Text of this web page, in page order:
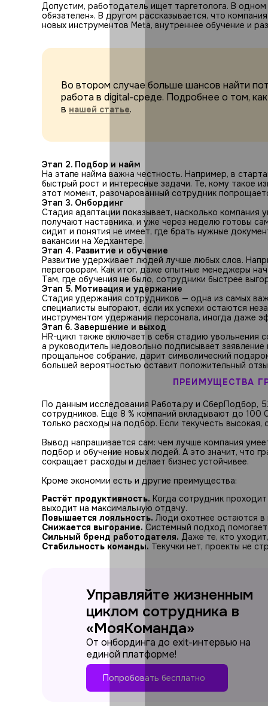
Допустим, работодатель ищет таргетолога. В
обязателен». В другом рассказывается, что
новых инструментов Meta, внутреннее обучение и
Во втором случае больше шансов найти
работа в digital-среде. Подробнее о том,
в нашей статье.
Этап 2. Подбор и найм
На этапе найма важна честность. Например, в
быстрый рост и интересные задачи. Те, кому такое
этот момент, разочарованный сотрудник
Этап 3. Онбординг
Стадия адаптации показывает, насколько
получают наставника, и уже через неделю готовы
сидит и понятия не имеет, где брать нужные
вакансии на Хедхантере.
Этап 4. Развитие и обучение
Развитие удерживает людей лучше любых слов.
переговорам. Как итог, даже опытные менеджеры
Там, где обучения не было, сотрудники быстрее
Этап 5. Мотивация и удержание
Стадия удержания сотрудников — одна из самых
специалисты выгорают, если их успехи остаются
инструментом удержания персонала, иногда даже
Этап 6. Завершение и выход
HR-цикл также включает в себя стадию увольнения
а руководитель недовольно подписывает
прощальное собрание, дарит символический
большей вероятностью оставит положительный
ПРЕИМУЩЕСТВА
По данным исследования Работа.ру и СберПодбор,
сотрудников. Еще 8 % компаний вкладывают до
только расходы на подбор. Если текучесть
Вывод напрашивается сам: чем лучше компания
подбор и обучение новых людей. А это значит, что
сокращает расходы и делает бизнес устойчивее.
Кроме экономии есть и другие преимущества:
Растёт продуктивность. Когда сотрудник
выходит на максимальную отдачу.
Повышается лояльность. Люди охотнее остаются в
Снижается выгорание. Системный подход
Сильный бренд работодателя. Даже те, кто
Стабильность команды. Текучки нет, проекты не
Управляйте жизненным
циклом сотрудника в
«МояКоманда»
От онбординга до exit-интервью на
единой платформе!
Попробовать бесплатно